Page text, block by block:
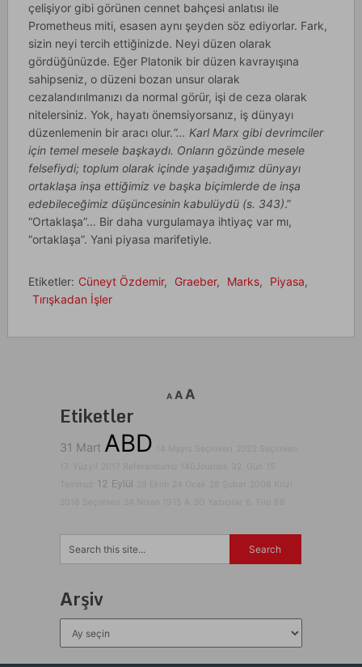
çelişiyor gibi görünen cennet bahçesi anlatısı ile
Prometheus miti, esasen aynı şeyden söz ediyorlar. Fark,
sizin neyi tercih ettiğinizde. Neyi düzen olarak
gördüğünüzde. Eğer Platonik bir düzen kavrayışına
sahipseniz, o düzeni bozan unsur olarak
cezalandırılmanızı da normal görür, işi de ceza olarak
nitelersiniz. Yok, hayatı önemsiyorsanız, iş dünyayı
düzenlemenin bir aracı olur.“… Karl Marx gibi devrimciler
için temel mesele başkaydı. Onların gözünde mesele
felsefiydi; toplum olarak içinde yaşadığımız dünyayı
ortaklaşa inşa ettiğimiz ve başka biçimlerde de inşa
edebileceğimiz düşüncesinin kabulüydü (s. 343).”
“Ortaklaşa”… Bir daha vurgulamaya ihtiyaç var mı,
“ortaklaşa”. Yani piyasa marifetiyle.
Etiketler: Cüneyt Özdemir, Graeber, Marks, Piyasa,
Tırışkadan İşler
A AA
Etiketler
31 Mart ABD
12 Eylül
Arşiv